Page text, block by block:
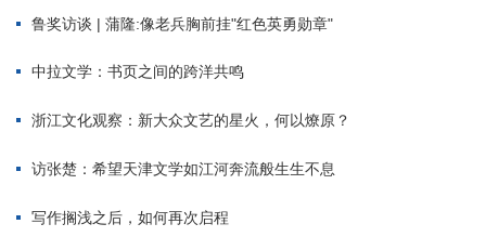
鲁奖访谈 | 蒲隆:像老兵胸前挂"红色英勇勋章"
中拉文学：书页之间的跨洋共鸣
浙江文化观察：新大众文艺的星火，何以燎原？
访张楚：希望天津文学如江河奔流般生生不息
写作搁浅之后，如何再次启程